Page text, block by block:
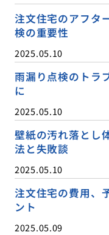
注文住宅のアフタ
検の重要性
2025.05.10
雨漏り点検のトラ
に
2025.05.10
壁紙の汚れ落とし
法と失敗談
2025.05.10
注文住宅の費用、
ント
2025.05.09